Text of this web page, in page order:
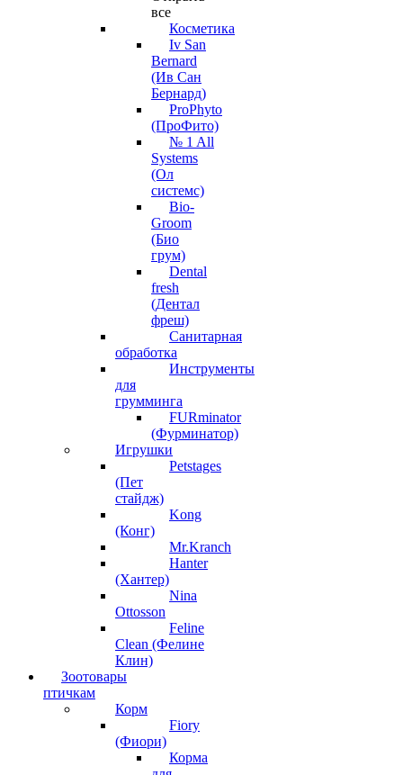
все
Косметика
Iv San
Bernard
(Ив Сан
Бернард)
ProPhyto
(ПроФито)
№ 1 All
Systems
(Ол
системс)
Bio-
Groom
(Био
грум)
Dental
fresh
(Дентал
фреш)
Санитарная
обработка
Инструменты
для
грумминга
FURminator
(Фурминатор)
Игрушки
Petstages
(Пет
стайдж)
Kong
(Конг)
Mr.Kranch
Hanter
(Хантер)
Nina
Ottosson
Feline
Clean (Фелине
Клин)
Зоотовары
птичкам
Корм
Fiory
(Фиори)
Корма